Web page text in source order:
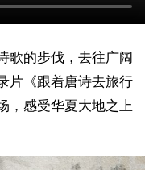
歌的步伐，去往广阔
片《跟着唐诗去旅行
，感受华夏大地之上